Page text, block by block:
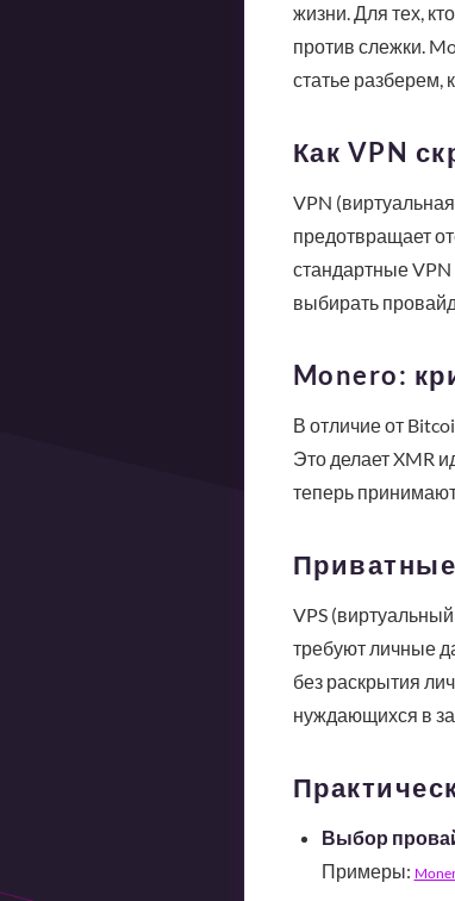
жизни. Для тех,
против слежки.
статье разберем,
Как VPN
VPN
предотвращает
стандартные
выбирать
Monero:
В отличие от
Это делает XMR
теперь
Приватные
VPS
требуют личные
без раскрытия
нуждающихся в
Выбор
Примеры: